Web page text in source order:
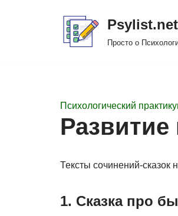
Psylist.net
Просто о
Психологический
Тексты сочинений-сказок
1. Сказка про